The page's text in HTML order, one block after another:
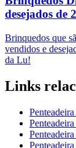
desejados de
Brinquedos que
vendidos e
da Lu!
Links